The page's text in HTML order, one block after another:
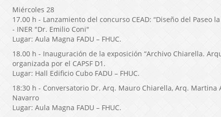
Miércoles 28
17.00 h - Lanzamiento del concurso CEAD: “Diseño del Paseo
- INER "Dr. Emilio Coni"
Lugar: Aula Magna FADU – FHUC.
18.00 h - Inauguración de la exposición “Archivo Chiarella.
organizada por el CAPSF D1.
Lugar: Hall Edificio Cubo FADU – FHUC.
18:30 h - Conversatorio Dr. Arq. Mauro Chiarella, Arq. Martina
Navarro
Lugar: Aula Magna FADU – FHUC.